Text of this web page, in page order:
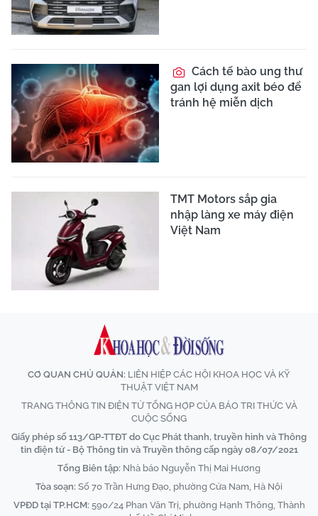
Cách tế bào ung thư
gan lợi dụng axit béo để
tránh hệ miễn dịch
TMT Motors sắp gia
nhập làng xe máy điện
Việt Nam
CƠ QUAN CHỦ QUẢN: LIÊN HIỆP CÁC HỘI KHOA HỌC VÀ KỸ
THUẬT VIỆT NAM
TRANG THÔNG TIN ĐIỆN TỬ TỔNG HỢP CỦA BÁO TRI THỨC VÀ
CUỘC SỐNG
Giấy phép số 113/GP-TTĐT do Cục Phát thanh, truyền hình và Thông
tin điện tử - Bộ Thông tin và Truyền thông cấp ngày 08/07/2021
Tổng Biên tập: Nhà báo Nguyễn Thị Mai Hương
Tòa soạn: Số 70 Trần Hưng Đạo, phường Cửa Nam, Hà Nội
VPĐD tại TP.HCM: 590/24 Phan Văn Trị, phường Hạnh Thông, Thành